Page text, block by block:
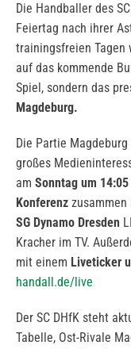
Die Handballer des
Feiertag nach ihrer
trainingsfreien Tagen
auf das kommende
Spiel, sondern das
Magdeburg.
Die Partie
großes
am Sonntag um 14:05
Konferenz
SG Dynamo Dresden
Kracher im TV.
mit einem Liveticker
handall.de/live
Der SC DHfK steht
Tabelle, Ost-Rivale